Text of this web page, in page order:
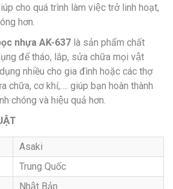
cho quá trình làm việc trở linh hoạt,
hơn.
nhựa AK-637 là sản phẩm chất
để tháo, lắp, sửa chữa mọi vật
nhiều cho gia đình hoặc các thợ
chữa, cơ khí,…. giúp bạn hoàn thành
chóng và hiệu quả hơn.
Asaki
Trung Quốc
Nhật Bản